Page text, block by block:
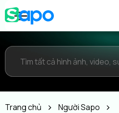
Trang chủ
Người Sapo